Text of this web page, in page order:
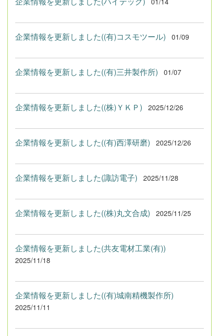
企業情報を更新しました((有)コスモツール) 01/09
企業情報を更新しました((有)三井製作所) 01/07
企業情報を更新しました((株)ＹＫＰ) 2025/12/26
企業情報を更新しました((有)西澤研磨) 2025/12/26
企業情報を更新しました(諏訪電子) 2025/11/28
企業情報を更新しました((株)丸文合成) 2025/11/25
企業情報を更新しました(共友電材工業(有))
2025/11/18
企業情報を更新しました((有)城南精機製作所)
2025/11/11